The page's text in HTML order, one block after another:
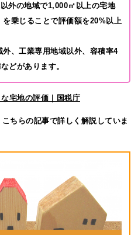
外の地域で1,000㎡以上の宅地
乗じることで評価額を20%以上
、工業専用地域以外、容積率4
どがあります。
宅地の評価｜国税庁
ちらの記事で詳しく解説していま